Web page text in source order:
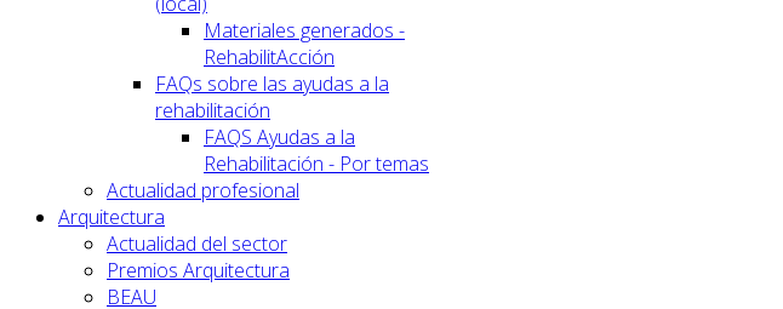
Materiales generados -
RehabilitAcción
FAQs sobre las ayudas a la
rehabilitación
FAQS Ayudas a la
Rehabilitación - Por temas
Actualidad profesional
Arquitectura
Actualidad del sector
Premios Arquitectura
BEAU